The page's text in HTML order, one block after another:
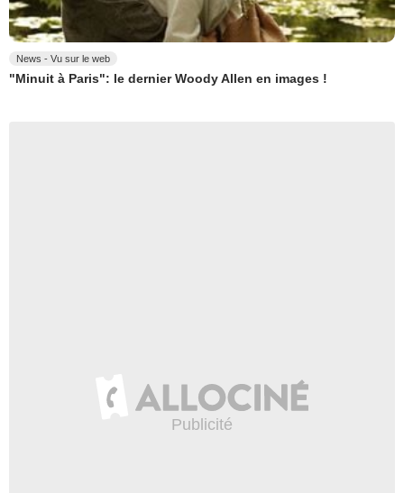
News - Vu sur le web
"Minuit à Paris": le dernier Woody Allen en images !